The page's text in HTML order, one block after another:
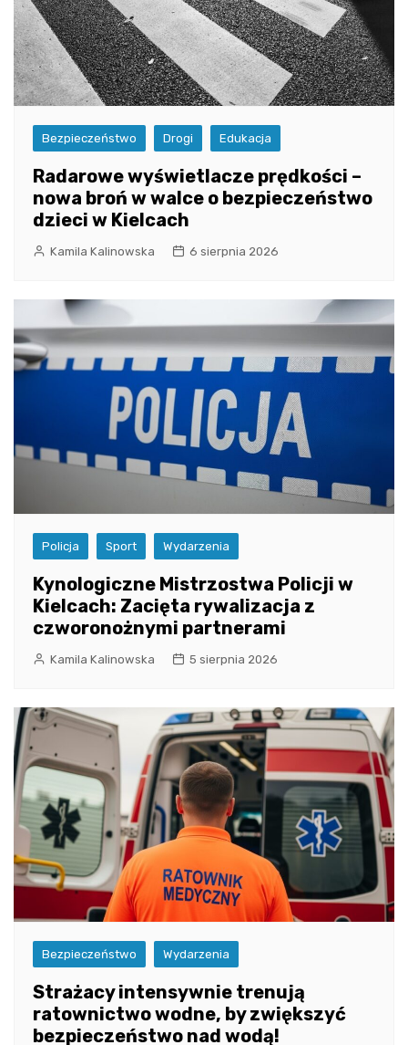
Bezpieczeństwo Drogi Edukacja
Radarowe wyświetlacze prędkości –
nowa broń w walce o bezpieczeństwo
dzieci w Kielcach
Kamila Kalinowska 6 sierpnia 2026
Policja Sport Wydarzenia
Kynologiczne Mistrzostwa Policji w
Kielcach: Zacięta rywalizacja z
czworonożnymi partnerami
Kamila Kalinowska 5 sierpnia 2026
Bezpieczeństwo Wydarzenia
Strażacy intensywnie trenują
ratownictwo wodne, by zwiększyć
bezpieczeństwo nad wodą!